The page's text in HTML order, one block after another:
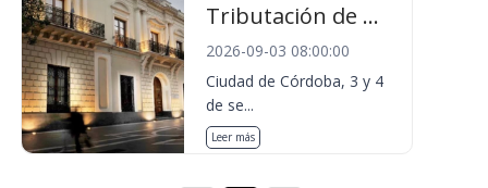
Tributación de ...
2026-09-03 08:00:00
Ciudad de Córdoba, 3 y 4
de se...
Leer más